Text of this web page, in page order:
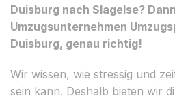
Duisburg nach Slagelse?
Umzugsunternehmen
Duisburg, genau richtig!
Wir wissen, wie stressig und
sein kann. Deshalb bieten wir